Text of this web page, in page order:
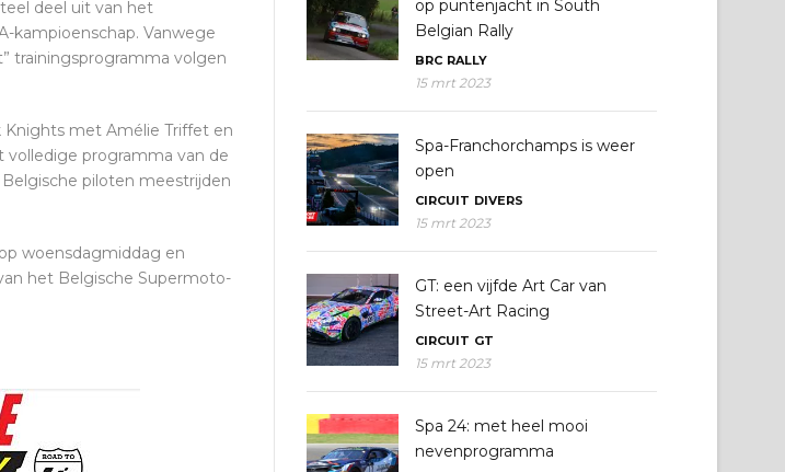
deel uit van het
kampioenschap. Vanwege
trainingsprogramma volgen
met Amélie Triffet en
volledige programma van de
piloten meestrijden
woensdagmiddag en
het Belgische Supermoto-
op puntenjacht in South
Belgian Rally
BRC RALLY
15 mrt 2023
Spa-Franchorchamps is weer
open
CIRCUIT DIVERS
15 mrt 2023
GT: een vijfde Art Car van
Street-Art Racing
CIRCUIT GT
15 mrt 2023
Spa 24: met heel mooi
nevenprogramma